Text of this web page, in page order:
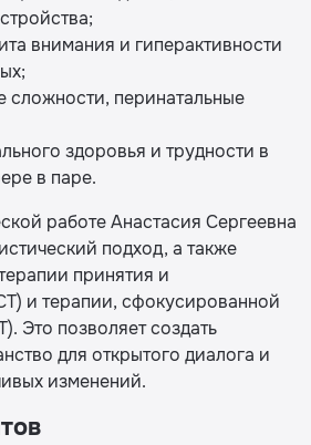
внимания и гиперактивности
сложности, перинатальные
здоровья и трудности в
в паре.
работе Анастасия Сергеевна
подход, а также
принятия и
и терапии, сфокусированной
Это позволяет создать
для открытого диалога и
изменений.